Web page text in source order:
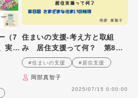
（7
実務
度
住まいの支援‐考え方と取組
み 居住支援って何？ 第8
回 さまざまな住まいの種類
#住まいの支援 #居住支援
岡部真智子
2025/07/15 0:00:00